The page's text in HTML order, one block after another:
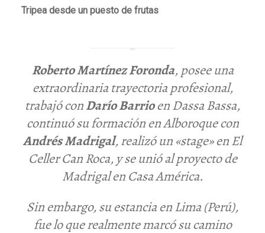
Tripea desde un puesto de frutas
Roberto Martínez Foronda, posee una
extraordinaria trayectoria profesional,
trabajó conDarío BarrioenDassa Bassa,
continuó su formación enAlboroquecon
Andrés Madrigal, realizó un «stage» enEl
Celler Can Roca, y se unió al proyecto de
Madrigal en Casa América.
Sin embargo, su estancia en Lima(Perú),
fue lo que realmente marcó su camino